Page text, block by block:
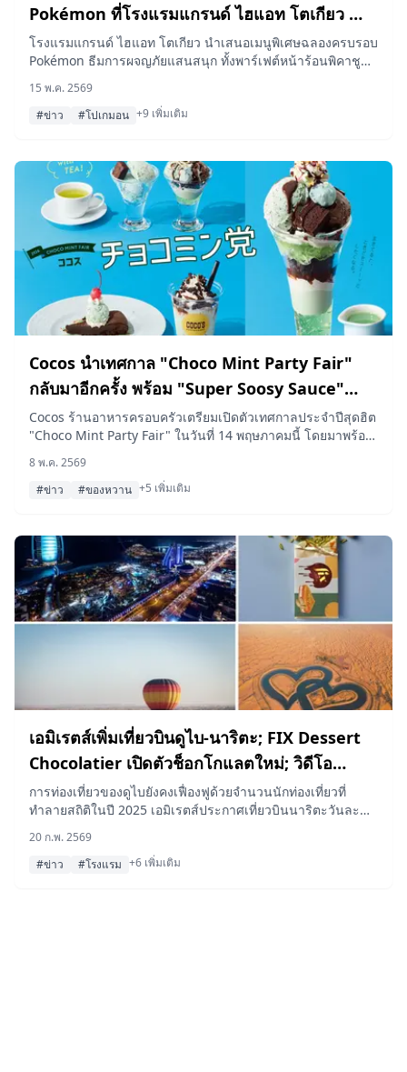
Pokémon ที่โรงแรมแกรนด์ ไฮแอท โตเกียว —
พบกับพาร์เฟต์พิคาชูบินได้ เบอร์เกอร์สีเหลืองอร่าม
และเมนูอื่นๆ อีกมากมาย
โรงแรมแกรนด์ ไฮแอท โตเกียว นำเสนอเมนูพิเศษฉลองครบรอบ
Pokémon ธีมการผจญภัยแสนสนุก ทั้งพาร์เฟต์หน้าร้อนพิคาชูบิน
หวานนานาชนิด โดยเปิดให้ลิ้มลองตั้งแต่วันที่ 20 มิถุนายน ถึง
31 สิงหาคม 2026
15 พ.ค. 2569
#ข่าว
#โปเกมอน +9 เพิ่มเติม
Cocos นำเทศกาล "Choco Mint Party Fair"
กลับมาอีกครั้ง พร้อม "Super Soosy Sauce"
เวอร์ชั่นใหม่ที่เข้มข้นกว่าเดิม
Cocos ร้านอาหารครอบครัวเตรียมเปิดตัวเทศกาลประจำปีสุดฮิต
"Choco Mint Party Fair" ในวันที่ 14 พฤษภาคมนี้ โดยมาพร้อม
Sauce" ที่แฟนๆ ชื่นชอบในเวอร์ชั่นที่เย็นสดชื่นกว่าเดิม
8 พ.ค. 2569
#ข่าว
#ของหวาน +5 เพิ่มเติม
เอมิเรตส์เพิ่มเที่ยวบินดูไบ-นาริตะ; FIX Dessert
Chocolatier เปิดตัวช็อกโกแลตใหม่; วิดีโอ
ผาดโผนโรงแรมที่สูงที่สุดในโลก Ciel Dubai
Marina กลายเป็นไวรัล
การท่องเที่ยวของดูไบยังคงเฟื่องฟูด้วยจำนวนนักท่องเที่ยวที่
ทำลายสถิติในปี 2025 เอมิเรตส์ประกาศเที่ยวบินนาริตะวันละ
ตัวช็อกโกแลตรสชาติใหม่ และร้านอาหารดูไบโดดเด่นในราย
ชื่อ 50 ร้านอาหารยอดเยี่ยมแห่ง MENA
20 ก.พ. 2569
#ข่าว
#โรงแรม +6 เพิ่มเติม